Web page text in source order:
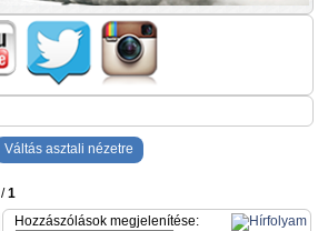
Váltás asztali nézetre
/1
Hozzászólások megjelenítése: